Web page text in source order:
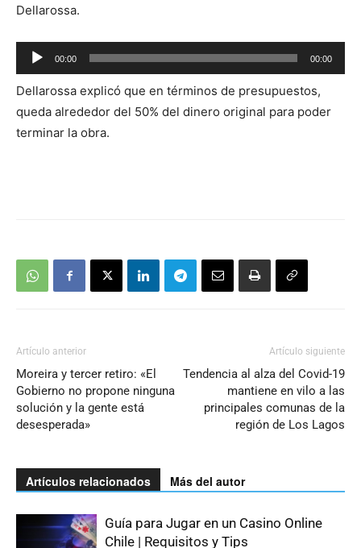
Dellarossa.
Reproductor
de
audio
00:00 00:00
Dellarossa explicó que en términos de presupuestos,
queda alrededor del 50% del dinero original para poder
terminar la obra.
Artículo anterior
Moreira y tercer retiro: «El
Gobierno no propone ninguna
solución y la gente está
desesperada»
Artículo siguiente
Tendencia al alza del Covid-19
mantiene en vilo a las
principales comunas de la
región de Los Lagos
Artículos relacionados Más del autor
Guía para Jugar en un Casino Online
Chile | Requisitos y Tips